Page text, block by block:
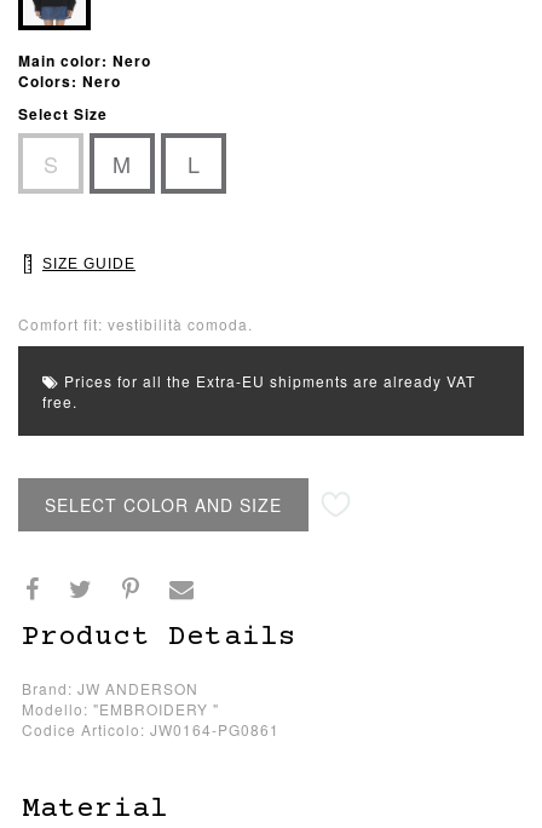
Main color: Nero
Colors: Nero
Select Size
S M L
SIZE GUIDE
Comfort fit: vestibilità comoda.
Prices for all the Extra-EU shipments are already VAT
free.
SELECT COLOR AND SIZE
Product Details
Brand: JW ANDERSON
Modello: "EMBROIDERY "
Codice Articolo: JW0164-PG0861
Material